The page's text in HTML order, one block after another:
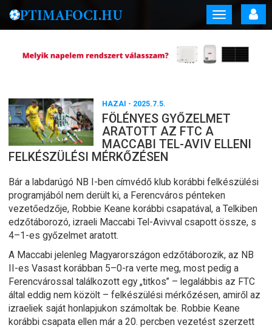
Toggle
navigation
HAZAI - 2025.7.5.
FÖLÉNYES GYŐZELMET
ARATOTT AZ FTC A
MACCABI TEL-AVIV ELLENI
FELKÉSZÜLÉSI MÉRKŐZÉSEN
Bár a labdarúgó NB I-ben címvédő klub korábbi felkészülési
programjából nem derült ki, a Ferencváros pénteken
vezetőedzője, Robbie Keane korábbi csapatával, a Telkiben
edzőtáborozó, izraeli Maccabi Tel-Avivval csapott össze, s
4–1-es győzelmet aratott.
A Maccabi jelenleg Magyarországon edzőtáborozik, az NB
II-es Vasast korábban 5–0-ra verte meg, most pedig a
Ferencvárossal találkozott egy „titkos” – legalábbis az FTC
által eddig nem közölt – felkészülési mérkőzésen, amiről az
izraeliek saját honlapjukon számoltak be. Robbie Keane
korábbi csapata ellen már a 20. percben vezetést szerzett